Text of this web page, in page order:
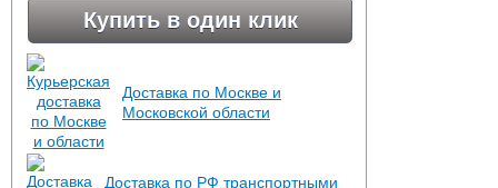
Купить в один клик
Доставка по Москве и
Московской области
Доставка по РФ транспортными